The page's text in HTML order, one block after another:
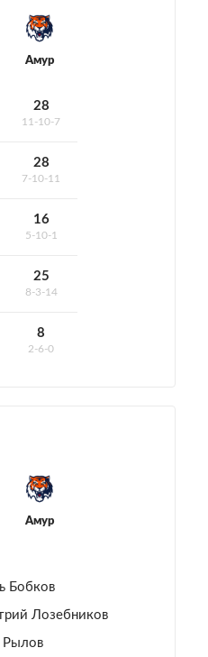
Амур
28
11-10-7
28
7-10-11
16
5-10-1
25
8-3-14
8
2-6-0
Амур
Бобков
Лозебников
Рылов